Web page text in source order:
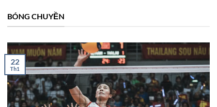
BÓNG CHUYỀN
22
Th1